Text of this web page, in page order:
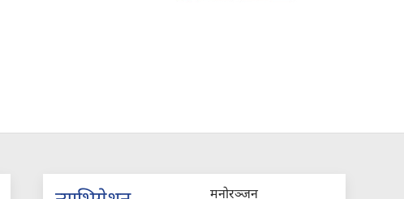
मनोरञ्जन